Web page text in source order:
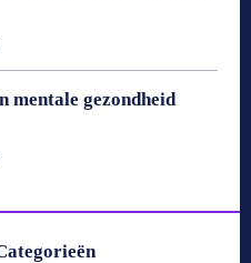
mentale gezondheid